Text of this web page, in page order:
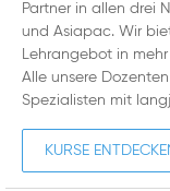
Partner in allen drei
und Asiapac. Wir
Lehrangebot in
Alle unsere
Spezialisten mit
KURSE